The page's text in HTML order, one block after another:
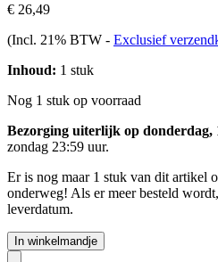
€ 26,49
(Incl. 21% BTW - Exclusief
Inhoud: 1 stuk
Nog 1 stuk op voorraad
Bezorging uiterlijk op donderdag,
zondag 23:59 uur.
Er is nog maar 1 stuk van dit artikel
onderweg! Als er meer besteld
leverdatum.
In winkelmandje